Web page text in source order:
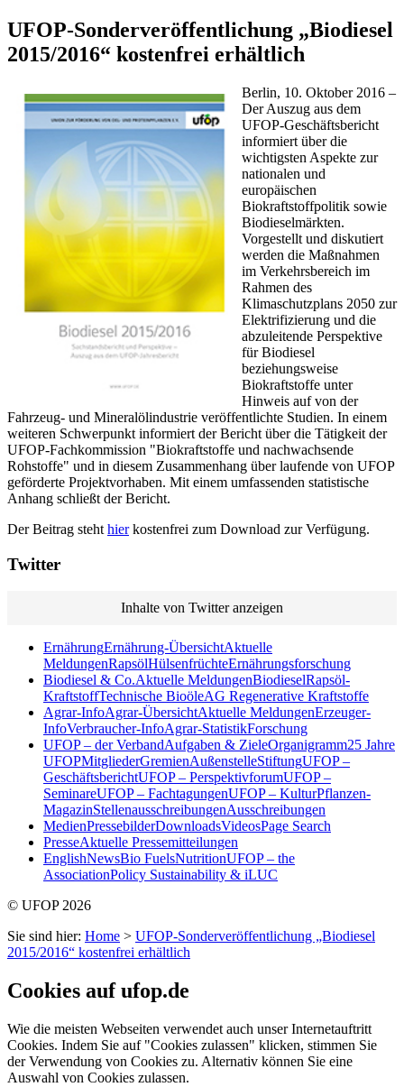
UFOP-Sonderveröffentlichung „Biodiesel
2015/2016“ kostenfrei erhältlich
Berlin, 10. Oktober 2016 –
Der Auszug aus dem
UFOP-Geschäftsbericht
informiert über die
wichtigsten Aspekte zur
nationalen und
europäischen
Biokraftstoffpolitik sowie
Biodieselmärkten.
Vorgestellt und diskutiert
werden die Maßnahmen
im Verkehrsbereich im
Rahmen des
Klimaschutzplans 2050 zur
Elektrifizierung und die
abzuleitende Perspektive
für Biodiesel
beziehungsweise
Biokraftstoffe unter
Hinweis auf von der
Fahrzeug- und Mineralölindustrie veröffentlichte Studien. In einem
weiteren Schwerpunkt informiert der Bericht über die Tätigkeit der
UFOP-Fachkommission "Biokraftstoffe und nachwachsende
Rohstoffe" und in diesem Zusammenhang über laufende von UFOP
geförderte Projektvorhaben. Mit einem umfassenden statistische
Anhang schließt der Bericht.
Der Beitrag steht hierkostenfrei zum Download zur Verfügung.
Twitter
Inhalte von Twitter anzeigen
ErnährungErnährung-ÜbersichtAktuelle
MeldungenRapsölHülsenfrüchteErnährungsforschung
Biodiesel & Co.Aktuelle MeldungenBiodieselRapsöl-
KraftstoffTechnische BioöleAG Regenerative Kraftstoffe
Agrar-InfoAgrar-ÜbersichtAktuelle MeldungenErzeuger-
InfoVerbraucher-InfoAgrar-StatistikForschung
UFOP – der VerbandAufgaben & ZieleOrganigramm25 Jahre
UFOPMitgliederGremienAußenstelleStiftungUFOP –
GeschäftsberichtUFOP – PerspektivforumUFOP –
SeminareUFOP – FachtagungenUFOP – KulturPflanzen-
MagazinStellenausschreibungenAusschreibungen
MedienPressebilderDownloadsVideosPage Search
PresseAktuelle Pressemitteilungen
EnglishNewsBio FuelsNutritionUFOP – the
AssociationPolicy Sustainability & iLUC
© UFOP 2026
Sie sind hier: Home > UFOP-Sonderveröffentlichung „Biodiesel
2015/2016“ kostenfrei erhältlich
Cookies auf ufop.de
Wie die meisten Webseiten verwendet auch unser Internetauftritt
Cookies. Indem Sie auf "Cookies zulassen" klicken, stimmen Sie
der Verwendung von Cookies zu. Alternativ können Sie eine
Auswahl von Cookies zulassen.